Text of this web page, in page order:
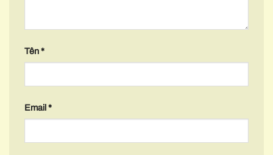
Tên*
Email *